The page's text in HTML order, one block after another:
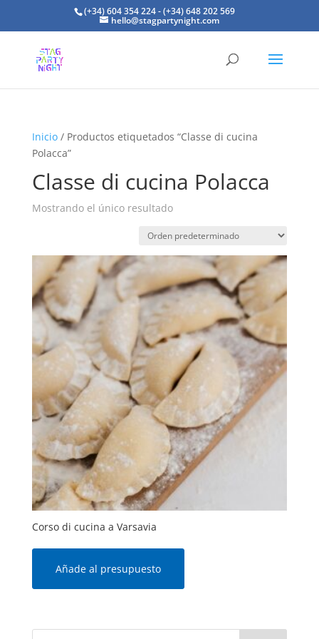
(+34) 604 354 224 - (+34) 648 202 569
hello@stagpartynight.com
Inicio/ Productos etiquetados “Classe di cucina
Polacca”
Classe di cucina Polacca
Mostrando el único resultado
Corso di cucina a Varsavia
Añade al presupuesto